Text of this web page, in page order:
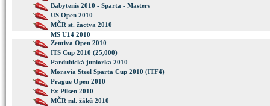
Babytenis 2010 - Sparta - Masters
US Open 2010
MČR st. žactva 2010
MS U14 2010
Zentiva Open 2010
ITS Cup 2010 (25,000)
Pardubická juniorka 2010
Moravia Steel Sparta Cup 2010 (ITF4)
Prague Open 2010
Ex Pilsen 2010
MČR ml. žáků 2010